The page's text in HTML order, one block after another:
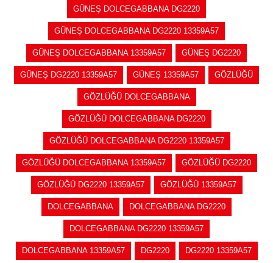
GÜNEŞ DOLCEGABBANA DG2220
GÜNEŞ DOLCEGABBANA DG2220 13359A57
GÜNEŞ DOLCEGABBANA 13359A57 GÜNEŞ DG2220
GÜNEŞ DG2220 13359A57 GÜNEŞ 13359A57 GÖZLÜĞÜ
GÖZLÜĞÜ DOLCEGABBANA
GÖZLÜĞÜ DOLCEGABBANA DG2220
GÖZLÜĞÜ DOLCEGABBANA DG2220 13359A57
GÖZLÜĞÜ DOLCEGABBANA 13359A57 GÖZLÜĞÜ DG2220
GÖZLÜĞÜ DG2220 13359A57 GÖZLÜĞÜ 13359A57
DOLCEGABBANA DOLCEGABBANA DG2220
DOLCEGABBANA DG2220 13359A57
DOLCEGABBANA 13359A57 DG2220 DG2220 13359A57